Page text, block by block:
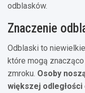
odblasków.
Znaczenie
Odblaski to
które mogą
zmroku. Osoby
większej odległości